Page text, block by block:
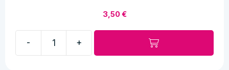
3,50€
- +